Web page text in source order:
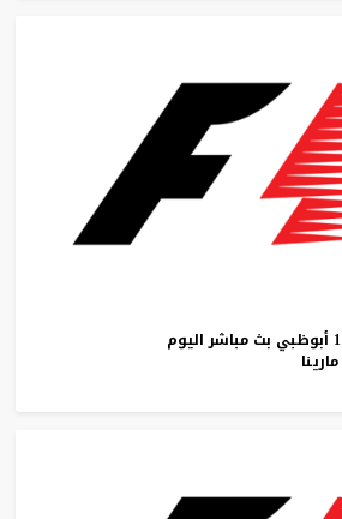
1 أبوظبي بث مباشر اليوم
مارينا